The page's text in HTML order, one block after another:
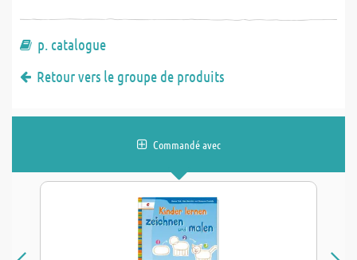
p. catalogue
Retour vers le groupe de produits
Commandé avec